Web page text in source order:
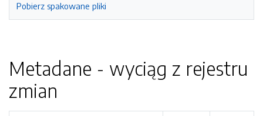
Pobierz spakowane pliki
Metadane - wyciąg z rejestru
zmian